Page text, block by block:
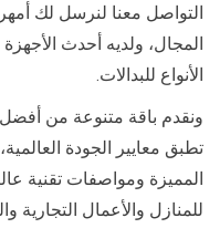
التواصل معنا لنرسل لك
المجال، ولديه أحدث
الأنواع للبدالات.
ونقدم باقة متنوعة من أفضل
تطبق معايير الجودة
المميزة ومواصفات تقنية
للمنازل والأعمال التجارية